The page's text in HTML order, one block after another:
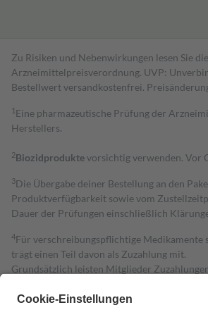
Zu Risiken und Nebenwirkungen lesen Sie
Arzneimittelpreisverordnung. UVP:
Bestell­wert versand­kosten­frei.
1 Eine pharmazeutische Prüfung der
Herstellers.
2Biozidproduktevorsichtig verwenden. Vor
3Die Übergabe deiner Bestellung an den
Produktverfügbarkeit sowie vom
Dauer der Prüfungen einschließlich
4Für verschreibungspflichtige Medikamente
trägt einen Teil davon als Zuzahlung mit.
Grundsätzlich leisten Mitglieder
Diese Regeln gelten grundsätzlich auch für